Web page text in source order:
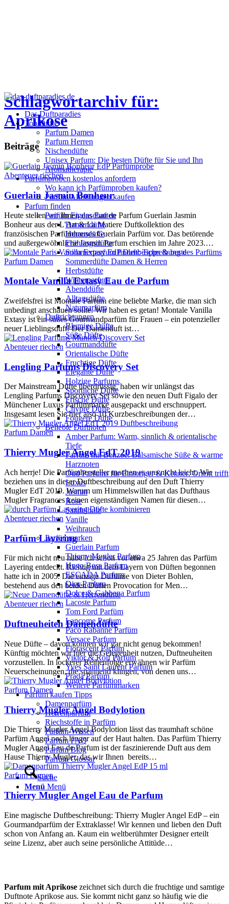
Das Duftparadies
Top Düfte
Parfum Damen
Parfum Herren
Nischendüfte
Unisex Parfum: Die besten Düfte für Sie und Ihn
Aromatherapie
Parfümproben kostenlos anfordern
Wo kann ich Parfümproben kaufen?
Parfüm Abfüllungen kaufen
Parfum finden
Parfüm Eigenschaften
Damendüfte
Herrendüfte
Frühlingsdüfte
Sommerparfum finden: Tipps & beste
Sommerdüfte Damen & Herren
Herbstdüfte
Winterparfum
Abenddüfte
Alltagsdüfte
Naturparfüm
Duftrichtungen
Blumige Düfte
Süße Düfte
Gourmanddüfte
Orientalische Düfte
Fruchtige Düfte
Elegante Düfte
Holzige Parfums
Sportliche Düfte
Frische Düfte
Chypre Düfte
Fougere Düfte
Beliebte Duftnoten
Amber Parfum: Warm, sinnlich & orientalische
Tiefe
Parfum mit Benzoe: Balsamische Süße & warme
Harznoten
Oud Parfums für Einsteiger & Kenner: Orient trifft
Luxus
Jasmin
Rose
Sandelholz
Vanille
Weihrauch
Parfümmarken
Guerlain Parfum
Thierry Mugler Parfum
Hugo Boss Parfum
ESCADA Parfum
Dior Parfum
Dolce & Gabbana Parfum
Lacoste Parfum
Tom Ford Parfüm
Lancome Parfum
Paco Rabanne Parfüm
Versace Parfum
Florascent Parfum
Viktor & Rolf Parfüm
Yves Saint Laurent Parfüm
Prada Parfüm
Weitere Parfümmarken
Parfüm kaufen Tipps
Damenparfüm
Herrenparfüm
Riechstoffe in Parfüm
Parfüm-Wissen
Parfum FAQ
Parfüm Blog
Parfüm Glossar
Suche
Menü Menü
Schlagwortarchiv für:
Aprikose
Beiträge
Abenteuer riechen
Guerlain Jasmin Bonheur
Heute stellen wir Ihnen das Eau de Parfum Guerlain Jasmin
Bonheur aus der L'Art & La Matiere Duftkollektion des
französischen Parfümhauses Guerlain Parfüm vor. Das betörende
und außergewöhnliche Jasmin Parfum erschien im Jahre 2023.…
Parfum Damen
Montale Vanilla Extasy Eau de Parfum
Zweifelsfrei ist Montale Parfum eine beliebte Marke, die man sich
unbedingt anschauen sollte. Wir haben es getan! Montale Vanilla
Extasy ist ein süßes Gourmandparfüm für Frauen – ein potenzieller
neuer Lieblingsduft! Der Damenduft ist…
Abenteuer riechen
Lengling Parfums Discovery Set
Der Mainstream Düfte überdrüssig, haben wir unlängst das
Lengling Parfums Discovery Set sowie den neuen Duft Figalo der
Münchener Luxus Parfümmarke ausgepackt und erschnuppert.
Insgesamt lesen Sie hier also 10 Kurzbeschreibungen der…
Parfum Damen
Thierry Mugler Angel EdT 2019
Ach herrje! Die Parfümhersteller machen es uns nicht leicht. Wir
beziehen uns in dieser Duftbeschreibung auf den Duft Thierry
Mugler EdT 2019. Warum um Himmelswillen hat das Dufthaus
Mugler Fragrances keinen eigenständigen Namen für diesen…
Abenteuer riechen
Parfüm Layering
Für mich nicht neu habe ich schon vor etwa 25 Jahren das Parfüm
Layering entdeckt. Richtig mit dem Layern von Düften begonnen
hatte ich in 2005. Die einzige Duftlinie von Dieter Bohlen,
bestehend aus den beiden Düften Provocation for Men…
Abenteuer riechen
Duftneuheiten Damendüfte
Neue Düfte – davon können wir gar nicht genug bekommen!
Künftig möchten wir hier die Gelegenheit nutzen, Duftneuheiten
vorzustellen. In lockerer Reihenfolge erwähnen wir Parfüm
Neuerscheinungen, die spannend klingen, von denen uns…
Parfum Damen
Thierry Mugler Angel Bodylotion
Die Thierry Mugler Angel Bodylotion lässt das traumhaft schöne
Parfüm Angel noch länger auf der Haut halten. Das Parfüm Thierry
Mugler Angel Eau de Parfum ist der faszinierende Duft aus dem
Hause Thierry Mugler, das wir Ihnen bereits…
Parfum Damen
Thierry Mugler Angel Eau de Parfum
Eine magische Duftbeschreibung: Thierry Mugler Angel EdP – ein
Gourmandparfüm der Extraklasse! Wir kennen und lieben den Duft
schon von Anfang an. Kaum ein weltberühmter Designer erteilt
seine Lizenz, aber auch seine persönliche Attitüde…
Parfum mit Aprikose zeichnet sich durch die fruchtige und samtige
Duftnote Aprikose aus. Sie kommt nicht ganz so häufig wie die